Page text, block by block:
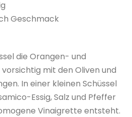
Geschmack
die Orangen- und
mit den Oliven und
In einer kleinen Schüssel
Essig, Salz und Pfeffer
Vinaigrette entsteht.